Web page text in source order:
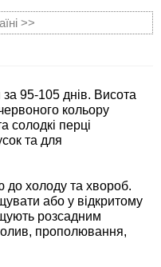
>>
за 95-105 днів. Висота
кольору
солодкі перці
та для
до холоду та хвороб.
або у відкритому
розсадним
прополювання,
прусаков,